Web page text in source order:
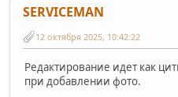
SERVICEMAN
12 октября 2025, 10:42:22
Редактирование идет как
при добавлении фото.